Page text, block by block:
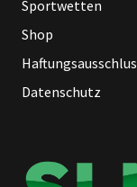
Sportwetten
Shop
Datenschutz